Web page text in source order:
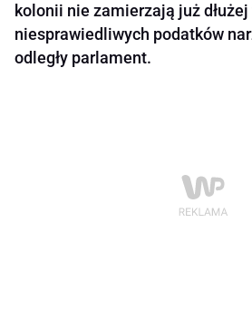
kolonii nie zamierzają już
niesprawiedliwych podatków
odległy parlament.